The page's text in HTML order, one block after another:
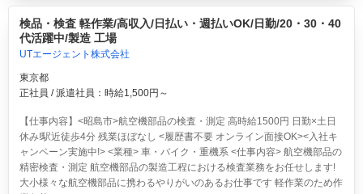
検品・検査 軽作業/高収入/日払い・週払いOK/日勤/20・30・40
代活躍中/製造 工場
UTエージェント株式会社
東京都
正社員 / 派遣社員：時給1,500円～
【仕事内容】<昭島市>航空機部品の検査・測定 高時給1500円 日勤×土日
休み!駅近徒歩4分 残業ほぼなし <履歴書不要 オンライン面接OK><入社キ
ャンペーン実施中!> <業種> 車・バイク・重機系 <仕事内容> 航空機部品の
精密検査・測定 航空機部品の製造工程における検査業務をお任せします!
大小様々な航空機部品に携わるやりがいのあるお仕事です 軽作業のため作